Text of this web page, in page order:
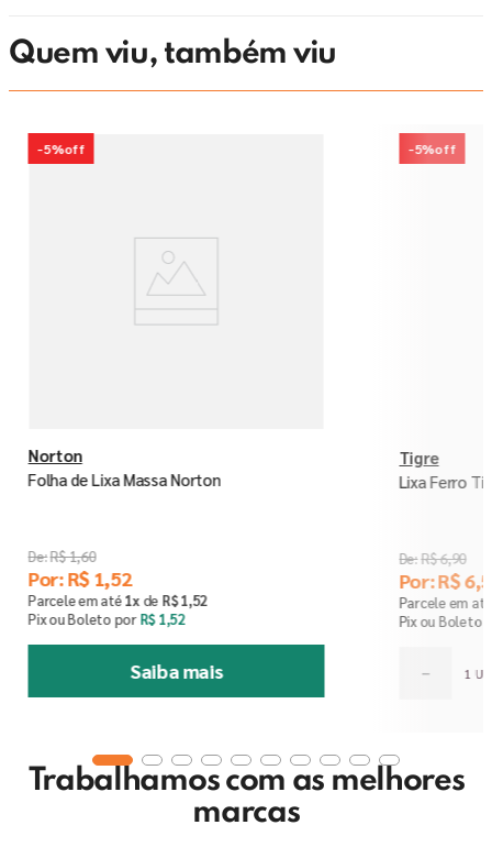
Quem viu, também viu
-5%off
Norton
Folha de Lixa Massa Norton
R$1,60
Por:R$1,52
Parcele em até1x de R$1,52
Pix ou Boleto porR$ 1,52
Saiba mais
-5%off
Tigre
Lixa Ferro
R$6,90
Por:R$6,
Parcele em
Pix ou Boleto
－
Trabalhamos com as melhores
marcas